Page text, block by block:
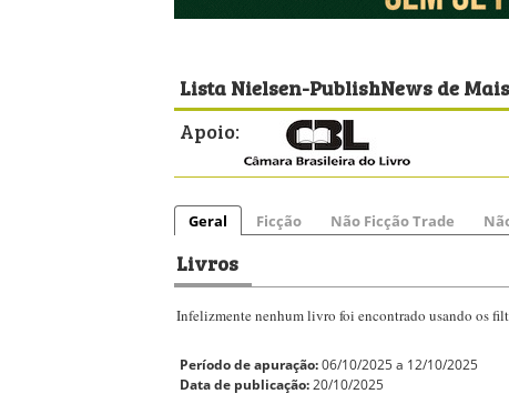
Lista Nielsen-PublishNews de
Apoio:
Geral Ficção Não Ficção Trade
Livros
Infelizmente nenhum livro foi encontrado usando os
Período de apuração:06/10/2025 a 12/10/2025
Data de publicação:20/10/2025